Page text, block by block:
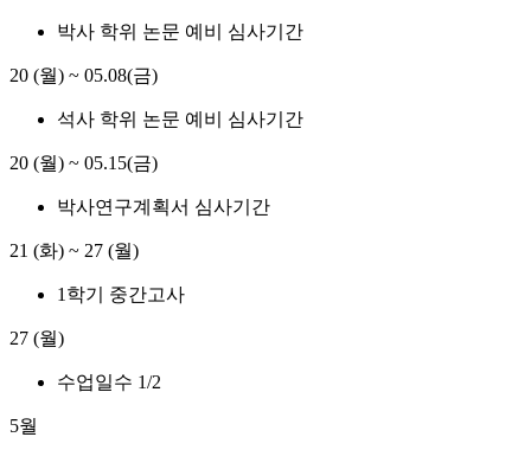
박사 학위 논문 예비 심사기간
20 (월) ~ 05.08(금)
석사 학위 논문 예비 심사기간
20 (월) ~ 05.15(금)
박사연구계획서 심사기간
21 (화) ~ 27 (월)
1학기 중간고사
27 (월)
수업일수 1/2
5월